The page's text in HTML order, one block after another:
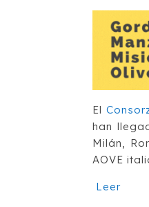
El
han
Milán,
AOVE
Leer